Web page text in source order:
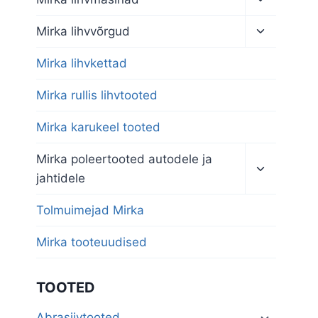
menu
Mirka lihvvõrgud
Toggle
Mirka lihvkettad
Mirka rullis lihvtooted
Mirka karukeel tooted
Mirka poleertooted autodele ja
jahtidele
child
Tolmuimejad Mirka
Mirka tooteuudised
TOOTED